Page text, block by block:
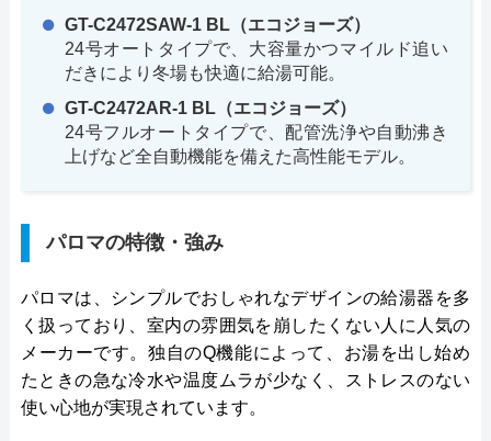
GT-C2472SAW-1 BL（エコジョーズ）
24号オートタイプで、大容量かつマイルド追い
だきにより冬場も快適に給湯可能。
GT-C2472AR-1 BL（エコジョーズ）
24号フルオートタイプで、配管洗浄や自動沸き
上げなど全自動機能を備えた高性能モデル。
パロマの特徴・強み
パロマは、シンプルでおしゃれなデザインの給湯器を多
く扱っており、室内の雰囲気を崩したくない人に人気の
メーカーです。独自のQ機能によって、お湯を出し始め
たときの急な冷水や温度ムラが少なく、ストレスのない
使い心地が実現されています。